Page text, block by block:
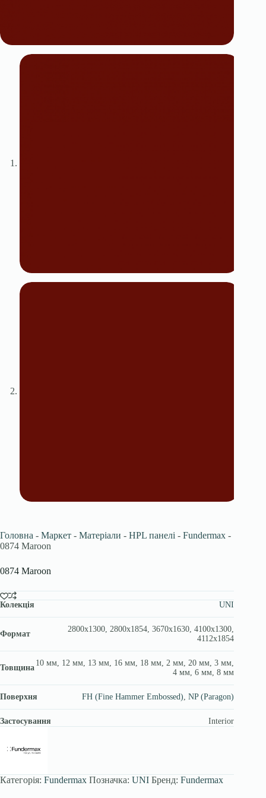
Головна - Маркет - Матеріали - HPL панелі - Fundermax -
0874 Maroon
0874 Maroon
Колекція UNI
Формат
2800х1300, 2800х1854, 3670x1630, 4100х1300,
4112х1854
Товщина
10 мм, 12 мм, 13 мм, 16 мм, 18 мм, 2 мм, 20 мм, 3 мм,
4 мм, 6 мм, 8 мм
Поверхня FH (Fine Hammer Embossed) ,NP (Paragon)
Застосування Interior
Категорія: Fundermax Позначка: UNI Бренд: Fundermax